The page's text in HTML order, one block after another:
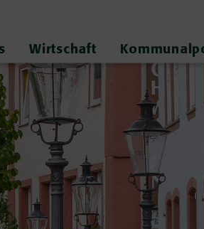
Wirtschaft